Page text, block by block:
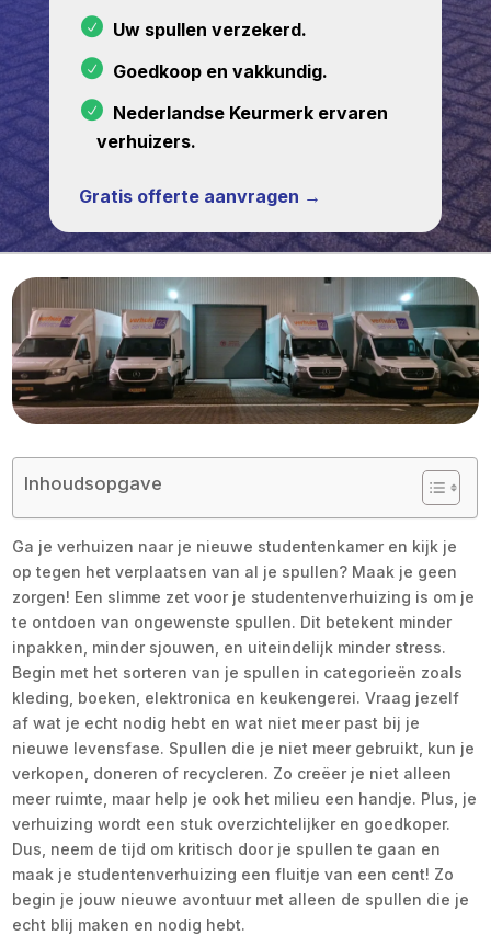
Uw spullen verzekerd.
Goedkoop en vakkundig.
Nederlandse Keurmerk ervaren
verhuizers.
Gratis offerte aanvragen →
Inhoudsopgave
Ga je verhuizen naar je nieuwe studentenkamer en kijk je
op tegen het verplaatsen van al je spullen? Maak je geen
zorgen! Een slimme zet voor je studentenverhuizing is om je
te ontdoen van ongewenste spullen. Dit betekent minder
inpakken, minder sjouwen, en uiteindelijk minder stress.
Begin met het sorteren van je spullen in categorieën zoals
kleding, boeken, elektronica en keukengerei. Vraag jezelf
af wat je echt nodig hebt en wat niet meer past bij je
nieuwe levensfase. Spullen die je niet meer gebruikt, kun je
verkopen, doneren of recycleren. Zo creëer je niet alleen
meer ruimte, maar help je ook het milieu een handje. Plus, je
verhuizing wordt een stuk overzichtelijker en goedkoper.
Dus, neem de tijd om kritisch door je spullen te gaan en
maak je studentenverhuizing een fluitje van een cent! Zo
begin je jouw nieuwe avontuur met alleen de spullen die je
echt blij maken en nodig hebt.